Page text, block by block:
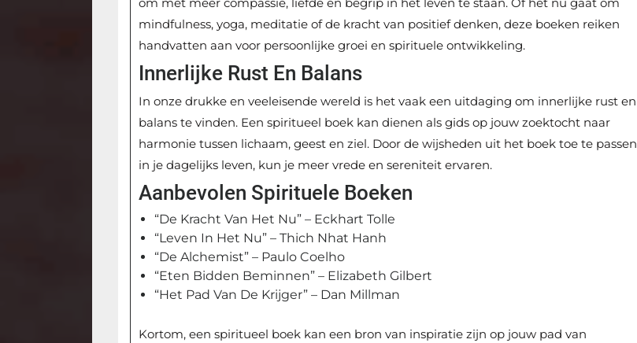
mindfulness, yoga, meditatie of de kracht van positief denken, deze boeken reiken
handvatten aan voor persoonlijke groei en spirituele ontwikkeling.
Innerlijke Rust En Balans
In onze drukke en veeleisende wereld is het vaak een uitdaging om innerlijke rust en
balans te vinden. Een spiritueel boek kan dienen als gids op jouw zoektocht naar
harmonie tussen lichaam, geest en ziel. Door de wijsheden uit het boek toe te passen
in je dagelijks leven, kun je meer vrede en sereniteit ervaren.
Aanbevolen Spirituele Boeken
“De Kracht Van Het Nu” – Eckhart Tolle
“Leven In Het Nu” – Thich Nhat Hanh
“De Alchemist” – Paulo Coelho
“Eten Bidden Beminnen” – Elizabeth Gilbert
“Het Pad Van De Krijger” – Dan Millman
Kortom, een spiritueel boek kan een bron van inspiratie zijn op jouw pad van